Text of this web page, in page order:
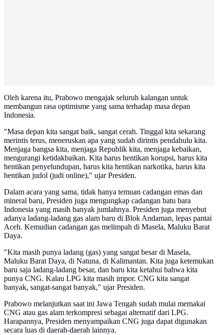
Oleh karena itu, Prabowo mengajak seluruh kalangan untuk
membangun rasa optimisme yang sama terhadap masa depan
Indonesia.
"Masa depan kita sangat baik, sangat cerah. Tinggal kita sekarang
merintis terus, meneruskan apa yang sudah dirintis pendahulu kita.
Menjaga bangsa kita, menjaga Republik kita, menjaga kebaikan,
mengurangi ketidakbaikan. Kita harus hentikan korupsi, harus kita
hentikan penyelundupan, harus kita hentikan narkotika, harus kita
hentikan judol (judi online)," ujar Presiden.
Dalam acara yang sama, tidak hanya temuan cadangan emas dan
mineral baru, Presiden juga mengungkap cadangan batu bara
Indonesia yang masih banyak jumlahnya. Presiden juga menyebut
adanya ladang-ladang gas alam baru di Blok Andaman, lepas pantai
Aceh. Kemudian cadangan gas melimpah di Masela, Maluku Barat
Daya.
"Kita masih punya ladang (gas) yang sangat besar di Masela,
Maluku Barat Daya, di Natuna, di Kalimantan. Kita juga ketemukan
baru saja ladang-ladang besar, dan baru kita ketahui bahwa kita
punya CNG. Kalau LPG kita masih impor. CNG kita sangat
banyak, sangat-sangat banyak," ujar Presiden.
Prabowo melanjutkan saat ini Jawa Tengah sudah mulai memakai
CNG atau gas alam terkompresi sebagai alternatif dari LPG.
Harapannya, Presiden menyampaikan CNG juga dapat digunakan
secara luas di daerah-daerah lainnya.